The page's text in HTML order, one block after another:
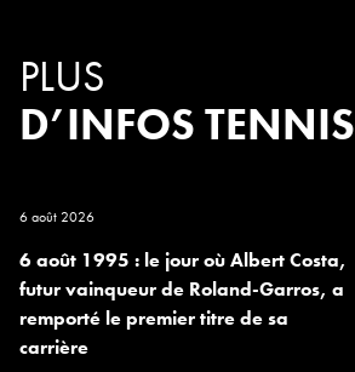
PLUS
D’INFOS TENNIS
6 août 2026
6 août 1995 : le jour où Albert Costa,
futur vainqueur de Roland-Garros, a
remporté le premier titre de sa
carrière